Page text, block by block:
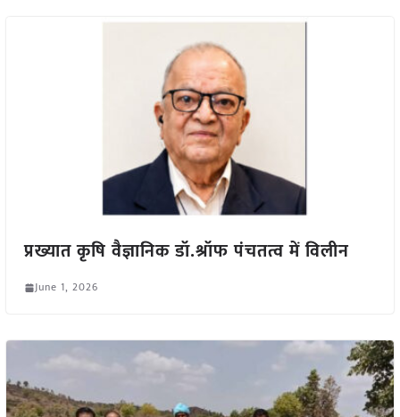
प्रख्यात कृषि वैज्ञानिक डॉ.श्रॉफ पंचतत्व में विलीन
June 1, 2026